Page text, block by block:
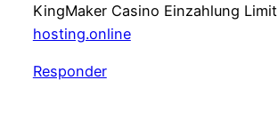
KingMaker Casino Einzahlung Limit
hosting.online
Responder